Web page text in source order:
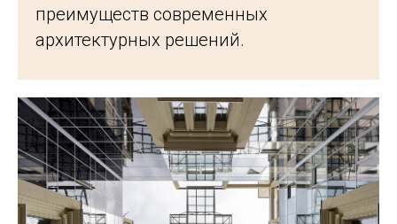
преимуществ современных
архитектурных решений.